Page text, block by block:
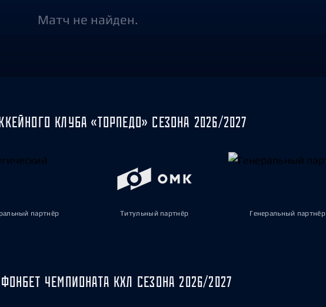
Матч не найден.
КЛУБА «ТОРПЕДО» СЕЗОНА 2026/2027
партнёр Титульный партнёр Генеральный партнёр
ЧЕМПИОНАТА КХЛ СЕЗОНА 2026/2027